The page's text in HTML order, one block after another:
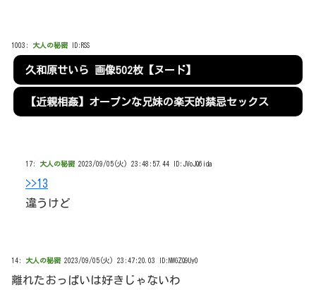
1003: 大人の秘密 ID:RSS
久和原せいら 画像502枚【ヌード】
【近親相姦】オープンな兄妹の楽天的禁忌セックス
17: 大人の秘密 2023/09/05(火) 23:48:57.44 ID:JVoJQ6ida
>>13
違うけど
14: 大人の秘密 2023/09/05(火) 23:47:20.03 ID:NWGZQ9Uy0
離れたおっぱいは好きじゃないわ